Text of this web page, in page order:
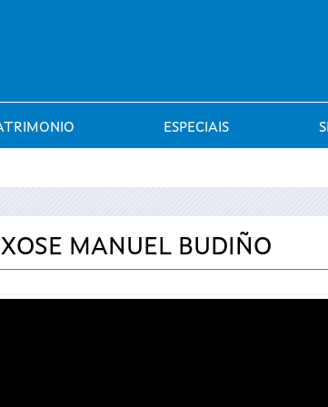
ESPECIAIS
MANUEL BUDIÑO